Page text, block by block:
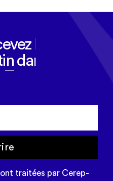
l'actualité
dans votre
traitées par Cerep-